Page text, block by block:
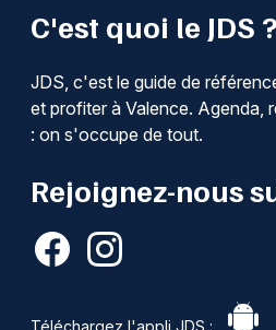
C'est quoi le JDS ?
JDS, c'est le guide de
et profiter à Valence. Agenda,
: on s'occupe de tout.
Rejoignez-nous
Téléchargez l'appli JDS :